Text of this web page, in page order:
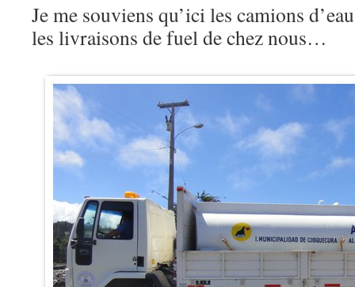
Je me souviens qu’ici les camions
les livraisons de fuel de chez nous…